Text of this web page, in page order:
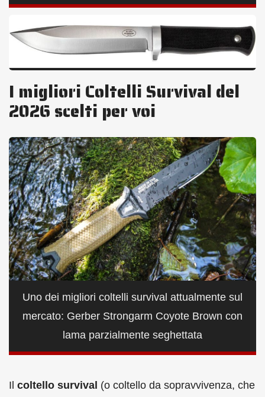
I migliori Coltelli Survival del
2026 scelti per voi
Uno dei migliori coltelli survival attualmente sul
mercato: Gerber Strongarm Coyote Brown con
lama parzialmente seghettata
Il coltello survival (o coltello da sopravvivenza, che